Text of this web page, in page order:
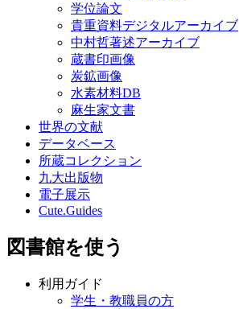
学位論文
貴重資料デジタルアーカイブ
中村哲著述アーカイブ
蔵書印画像
炭鉱画像
水素材料DB
麻生家文書
世界の文献
データベース
所蔵コレクション
九大出版物
電子展示
Cute.Guides
図書館を使う
利用ガイド
学生・教職員の方